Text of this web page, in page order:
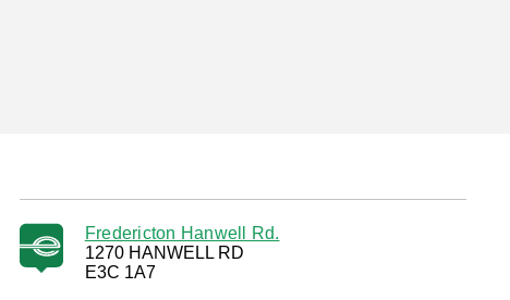
Fredericton Hanwell Rd.
1270 HANWELL RD
E3C 1A7